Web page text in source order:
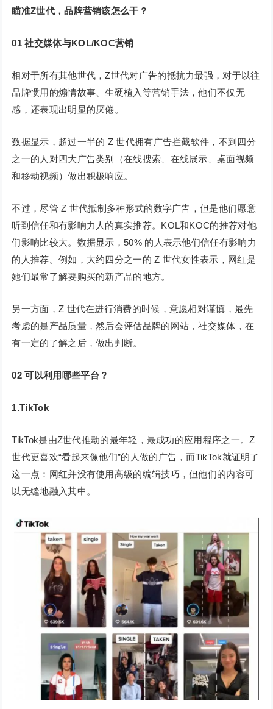
瞄准Z世代，品牌营销该怎么干？
01 社交媒体与KOL/KOC营销
相对于所有其他世代，Z世代对广告的抵抗力最强，对于以往
品牌惯用的煽情故事、生硬植入等营销手法，他们不仅无
感，还表现出明显的厌倦。
数据显示，超过一半的 Z 世代拥有广告拦截软件，不到四分
之一的人对四大广告类别（在线搜索、在线展示、桌面视频
和移动视频）做出积极响应。
不过，尽管 Z 世代抵制多种形式的数字广告，但是他们愿意
听到信任和有影响力人的真实推荐。KOL和KOC的推荐对他
们影响比较大。数据显示，50% 的人表示他们信任有影响力
的人推荐。例如，大约四分之一的 Z 世代女性表示，网红是
她们最常了解要购买的新产品的地方。
另一方面，Z 世代在进行消费的时候，意愿相对谨慎，最先
考虑的是产品质量，然后会评估品牌的网站，社交媒体，在
有一定的了解之后，做出判断。
02 可以利用哪些平台？
1.TikTok
TikTok是由Z世代推动的最年轻，最成功的应用程序之一。Z
世代更喜欢“看起来像他们”的人做的广告，而TikTok就证明了
这一点：网红并没有使用高级的编辑技巧，但他们的内容可
以无缝地融入其中。